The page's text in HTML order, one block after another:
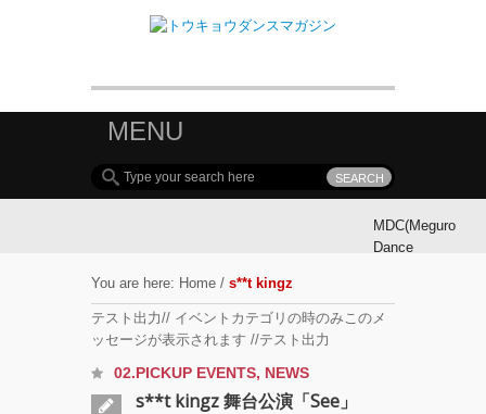
MENU
MDC(Meguro
Dance
ー募集！
You are here: Home / s**t kingz
テスト出力// イベントカテゴリの時のみこのメ
ッセージが表示されます //テスト出力
02.PICKUP EVENTS, NEWS
s**t kingz 舞台公演「See」